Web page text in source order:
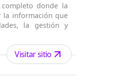
donde la
la información que
la gestión y
Visitar sitio